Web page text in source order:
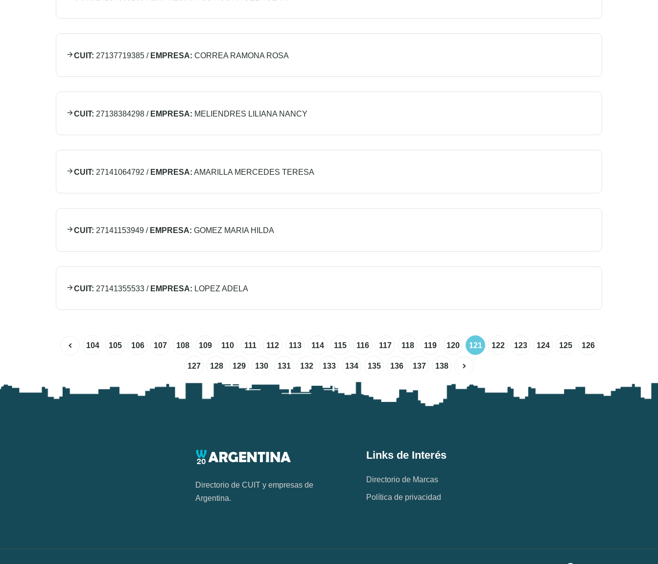
CUIT: 27137719385 / EMPRESA: CORREA RAMONA ROSA
CUIT: 27138384298 / EMPRESA: MELIENDRES LILIANA NANCY
CUIT: 27141064792 / EMPRESA: AMARILLA MERCEDES TERESA
CUIT: 27141153949 / EMPRESA: GOMEZ MARIA HILDA
CUIT: 27141355533 / EMPRESA: LOPEZ ADELA
104 105 106 107 108 109 110 111 112 113 114 115 116 117 118 119 120 121 122 123 124 125 126
127 128 129 130 131 132 133 134 135 136 137 138
Directorio de CUIT y empresas de
Argentina.
Links de Interés
Directorio de Marcas
Política de privacidad